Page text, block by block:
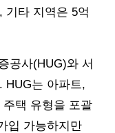
기타 지역은 5억
공사(HUG)와 서
HUG는 아파트,
택 유형을 포괄
입 가능하지만